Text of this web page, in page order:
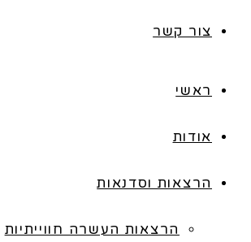
צור קשר
ראשי
אודות
הרצאות וסדנאות
הרצאות העשרה חווייתיות